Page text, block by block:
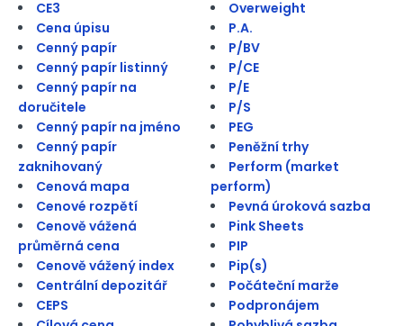
CE3
Cena úpisu
Cenný papír
Cenný papír listinný
Cenný papír na
doručitele
Cenný papír na jméno
Cenný papír
zaknihovaný
Cenová mapa
Cenové rozpětí
Cenově vážená
průměrná cena
Cenově vážený index
Centrální depozitář
CEPS
Overweight
P.A.
P/BV
P/CE
P/E
P/S
PEG
Peněžní trhy
Perform (market
perform)
Pevná úroková sazba
Pink Sheets
PIP
Pip(s)
Počáteční marže
Podpronájem